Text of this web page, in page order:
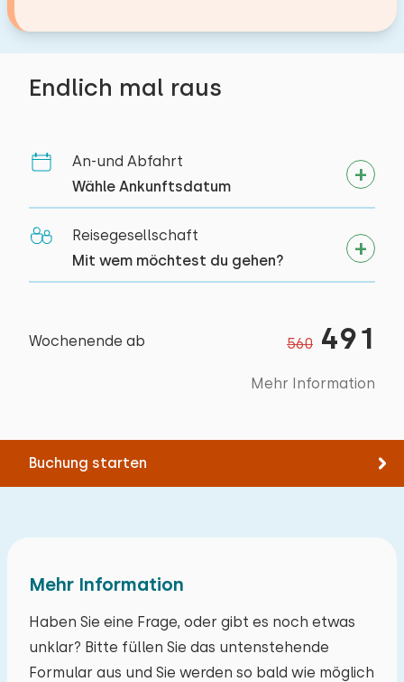
Endlich mal raus
An-und Abfahrt
Wähle Ankunftsdatum
Reisegesellschaft
Mit wem möchtest du gehen?
Wochenende ab 560 491
Mehr Information
Buchung starten
Mind. 1 Schlafzimmer im Erdgeschoss
Min. 1 badkamer op begane grond
Parkplatz an der Unterkunft
Schlafplätze: 2
Mehr Information
Haben Sie eine Frage, oder gibt es noch etwas
unklar? Bitte füllen Sie das untenstehende
Formular aus und Sie werden so bald wie möglich